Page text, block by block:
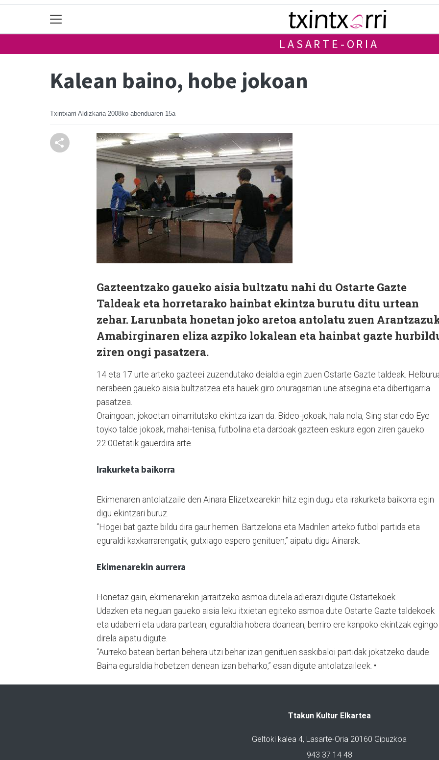
LASARTE-ORIA
Kalean baino, hobe jokoan
Txintxarri Aldizkaria 2008ko abenduaren 15a
Gazteentzako gaueko aisia bultzatu nahi du Ostarte Gazte
Taldeak eta horretarako hainbat ekintza burutu ditu urtean
zehar. Larunbata honetan joko aretoa antolatu zuen
Amabirginaren eliza azpiko lokalean eta hainbat gazte
ziren ongi pasatzera.
14 eta 17 urte arteko gazteei zuzendutako deialdia egin zuen Ostarte Gazte taldeak.
nerabeen gaueko aisia bultzatzea eta hauek giro onuragarrian une atsegina eta dibertigarria
pasatzea.
Oraingoan, jokoetan oinarritutako ekintza izan da. Bideo-jokoak, hala nola, Sing star edo Eye
toyko talde jokoak, mahai-tenisa, futbolina eta dardoak gazteen eskura egon ziren gaueko
22:00etatik gauerdira arte.
Irakurketa baikorra
Ekimenaren antolatzaile den Ainara Elizetxearekin hitz egin dugu eta irakurketa baikorra egin
digu ekintzari buruz.
“Hogei bat gazte bildu dira gaur hemen. Bartzelona eta Madrilen arteko futbol partida eta
eguraldi kaxkarrarengatik, gutxiago espero genituen,” aipatu digu Ainarak.
Ekimenarekin aurrera
Honetaz gain, ekimenarekin jarraitzeko asmoa dutela adierazi digute Ostartekoek.
Udazken eta neguan gaueko aisia leku itxietan egiteko asmoa dute Ostarte Gazte taldekoek
eta udaberri eta udara partean, eguraldia hobera doanean, berriro ere kanpoko ekintzak egingo
direla aipatu digute.
“Aurreko batean bertan behera utzi behar izan genituen saskibaloi partidak jokatzeko daude.
Baina eguraldia hobetzen denean izan beharko,” esan digute antolatzaileek. •
Ttakun Kultur Elkartea
Geltoki kalea 4, Lasarte-Oria 20160 Gipuzkoa
943 37 14 48